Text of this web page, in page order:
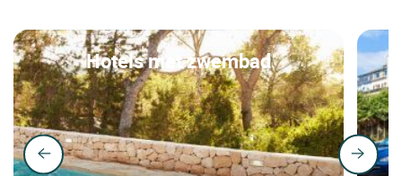
Hotels met zwembad